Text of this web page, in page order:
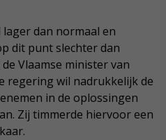
dan normaal en
dit punt slechter dan
Vlaamse minister van
regering wil nadrukkelijk de
in de oplossingen
Zij timmerde hiervoor een